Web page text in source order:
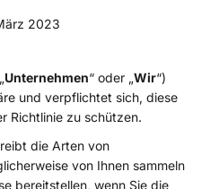
2023
Unternehmen“ oder „Wir“)
und verpflichtet sich, diese
Richtlinie zu schützen.
die Arten von
von Ihnen sammeln
bereitstellen, wenn Sie die